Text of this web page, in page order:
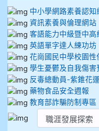
中小學網路素養認知
資訊素養與倫理網站
客語能力中級暨中高
英語單字達人練功坊
花崗國民中學校園
學生憂鬱及自我傷害
反毒總動員-紫錐花
藥物食品安全週報
教育部詐騙防制專區